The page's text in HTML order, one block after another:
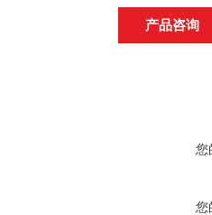
产品咨询
您
您